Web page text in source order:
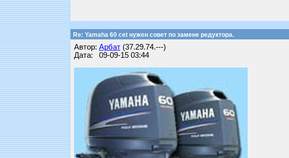
Re: Yamaha 60 cet нужен совет по замене редуктора.
Автор: Арбат(37.29.74.---)
Дата: 09-09-15 03:44